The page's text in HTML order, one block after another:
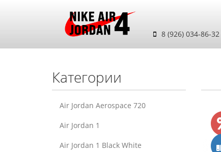
8 (926) 034-86-32
Категории
Air Jordan Aerospace 720
Air Jordan 1
Air Jordan 1 Black White